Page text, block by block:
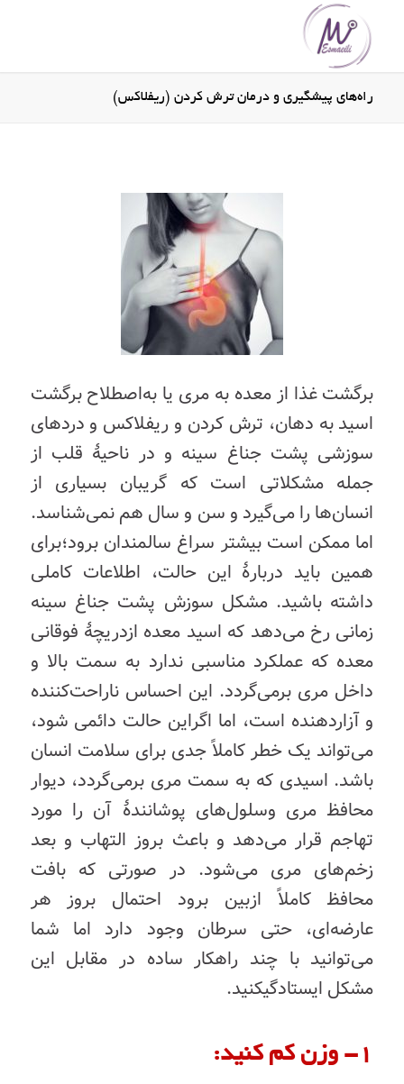
راه‌های پیشگیری و درمان ترش کردن (ریفلاکس)
برگشت غذا از معده به مری یا به‌اصطلاح برگشت
اسید به دهان، ترش کردن و ریفلاکس و درد‌های
سوزشی پشت جناغ سینه و در ناحیۀ قلب از
جملهمشکلاتی است که گریبان بسیاری از
انسان‌ها رامی‌گیرد و سن و سال هم نمی‌شناسد.
اما ممکن است بیشتر سراغ سالمندان برود؛برای
همین باید دربارۀ این حالت، اطلاعات کاملی
داشته باشید.مشکل سوزش پشت جناغ سینه
زمانی رخ می‌دهد که اسید معده ازدریچۀ فوقانی
معده که عملکرد مناسبی ندارد به سمت بالا و
داخل مری برمی‌گردد. این احساس ناراحت‌کننده
و آزاردهنده‌ است، اما اگراین حالت دائمی شود،
می‌تواند یک خطر کاملاًجدی برای سلامت انسان
باشد. اسیدی که به سمت مری برمی‌گردد، دیوار
محافظ مری وسلول‌های پوشانندۀ آن را مورد
تهاجم قرار می‌دهد و باعث بروز التهاب و بعد
زخم‌های مری می‌شود. در صورتی که بافت
محافظ کاملاً ازبین برود احتمال بروز
هر
عارضه‌ای، حتی سرطان وجود دارد اما شما
می‌توانید با چند راهکار ساده در مقابل این
مشکل ایستادگیکنید.
۱- وزن کم کنید: